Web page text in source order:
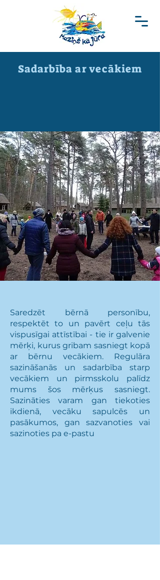
Sadarbība ar vecākiem
Saredzēt bērnā personību,
respektēt to un pavērt ceļu tās
vispusīgai attīstībai - tie ir galvenie
mērķi, kurus gribam sasniegt kopā
ar bērnu vecākiem. Regulāra
sazināšanās un sadarbība starp
vecākiem un pirmsskolu palīdz
mums šos mērķus sasniegt.
Sazināties varam gan tiekoties
ikdienā, vecāku sapulcēs un
pasākumos, gan sazvanoties vai
sazinoties pa e-pastu